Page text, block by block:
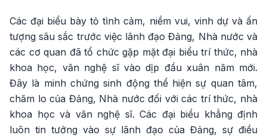
Các đại biểu bày tỏ tình cảm, niềm vui, vinh dự và ấn
tượng sâu sắc trước việc lãnh đạo Đảng, Nhà nước và
các cơ quan đã tổ chức gặp mặt đại biểu trí thức, nhà
khoa học, văn nghệ sĩ vào dịp đầu xuân năm mới.
Đây là minh chứng sinh động thể hiện sự quan tâm,
chăm lo của Đảng, Nhà nước đối với các trí thức, nhà
khoa học và văn nghệ sĩ. Các đại biểu khẳng định
luôn tin tưởng vào sự lãnh đạo của Đảng, sự điều